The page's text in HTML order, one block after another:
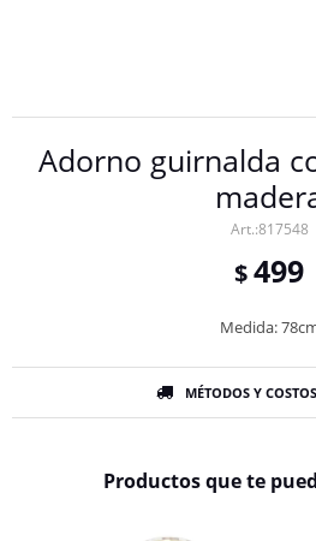
Adorno guirnalda
817548
$499
Medida:
MÉTODOS Y
Productos que te